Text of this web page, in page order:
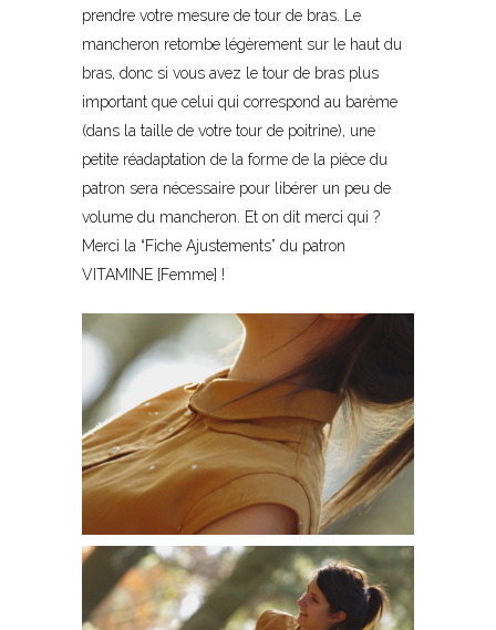
prendre votre mesure de tour de bras. Le
mancheron retombe légèrement sur le haut du
bras, donc si vous avez le tour de bras plus
important que celui qui correspond au barème
(dans la taille de votre tour de poitrine), une
petite réadaptation de la forme de la pièce du
patron sera nécessaire pour libérer un peu de
volume du mancheron. Et on dit merci qui ?
Merci la “Fiche Ajustements” du patron
VITAMINE [Femme] !